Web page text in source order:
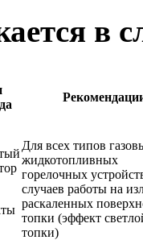
в
Для всех типов
жидкотопливных
горелочных
случаев работы на
раскаленных
топки (эффект
топки)